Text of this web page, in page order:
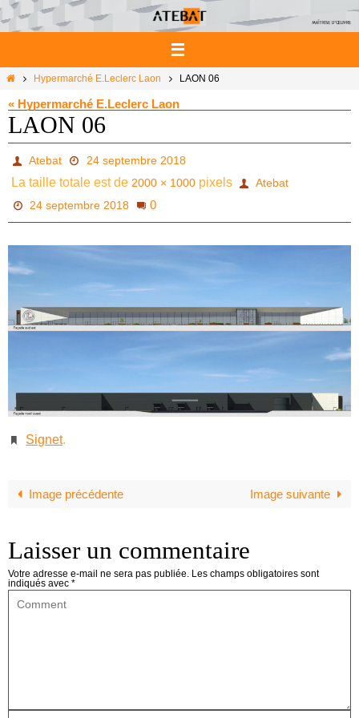
Passer
vers
le
HomeHypermarché E.Leclerc Laon LAON 06
« Hypermarché E.Leclerc Laon
LAON 06
Atebat 24 septembre 2018
La taille totale est de 2000 × 1000 pixels
Atebat
24 septembre 2018
0
Signet.
Image précédente Image suivante
Laisser un commentaire
Votre adresse e-mail ne sera pas publiée. Les champs obligatoires sont
indiqués avec *